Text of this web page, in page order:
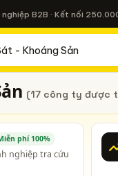
B2B · Kết nối
(17 công ty được
phí 100%
nghiệp tra cứu